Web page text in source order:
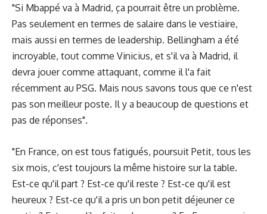
"Si Mbappé va à Madrid, ça pourrait être un problème.
Pas seulement en termes de salaire dans le vestiaire,
mais aussi en termes de leadership. Bellingham a été
incroyable, tout comme Vinicius, et s'il va à Madrid, il
devra jouer comme attaquant, comme il l'a fait
récemment au PSG. Mais nous savons tous que ce n'est
pas son meilleur poste. Il y a beaucoup de questions et
pas de réponses".
"En France, on est tous fatigués, poursuit Petit, tous les
six mois, c'est toujours la même histoire sur la table.
Est-ce qu'il part ? Est-ce qu'il reste ? Est-ce qu'il est
heureux ? Est-ce qu'il a pris un bon petit déjeuner ce